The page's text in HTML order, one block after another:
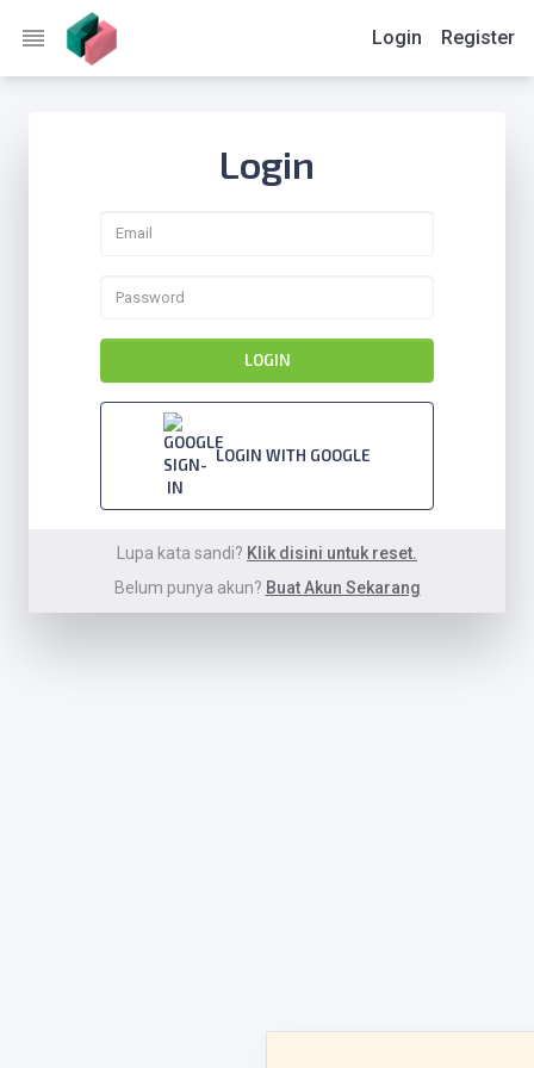
reorder Login Register
Login
LOGIN
LOGIN WITH GOOGLE
Lupa kata sandi? Klik disini untuk reset.
Belum punya akun? Buat Akun Sekarang